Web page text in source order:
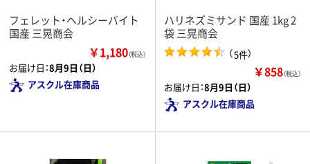
フェレット・ヘルシーバイト
国産 三晃商会
￥1,180（税込）
お届け日：8月9日（日）
アスクル在庫商品
ハリネズミサンド 国産 1kg 2
袋 三晃商会
（5件）
￥858（税込）
お届け日：8月9日（日）
アスクル在庫商品